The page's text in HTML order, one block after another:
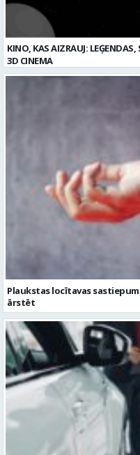
KINO, KAS AIZRAUJ:
3D CINEMA
Plaukstas locītavas
ārstēt